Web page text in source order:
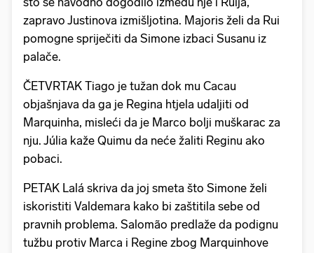
zapravo Justinova izmišljotina. Majoris želi da Rui
pomogne spriječiti da Simone izbaci Susanu iz
palače.
ČETVRTAK Tiago je tužan dok mu Cacau
objašnjava da ga je Regina htjela udaljiti od
Marquinha, misleći da je Marco bolji muškarac za
nju. Júlia kaže Quimu da neće žaliti Reginu ako
pobaci.
PETAK Lalá skriva da joj smeta što Simone želi
iskoristiti Valdemara kako bi zaštitila sebe od
pravnih problema. Salomão predlaže da podignu
tužbu protiv Marca i Regine zbog Marquinhove